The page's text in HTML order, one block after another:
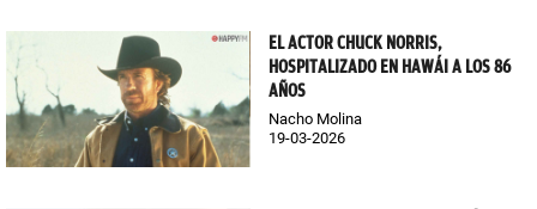
EL ACTOR CHUCK NORRIS,
HOSPITALIZADO EN HAWÁI A LOS 86
AÑOS
Nacho Molina
19-03-2026